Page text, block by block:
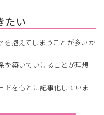
たい
を抱えてしまうことが多いか
を築いていけることが理想
をもとに記事化していま